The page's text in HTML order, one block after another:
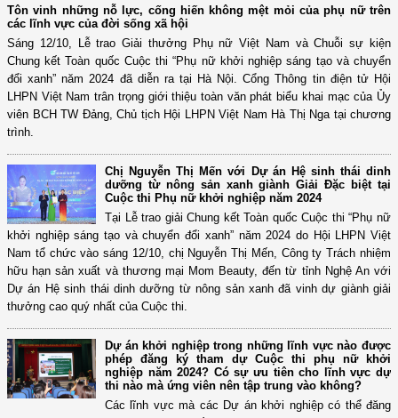
Tôn vinh những nỗ lực, cống hiến không mệt mỏi của phụ nữ trên
các lĩnh vực của đời sống xã hội
Sáng 12/10, Lễ trao Giải thưởng Phụ nữ Việt Nam và Chuỗi sự kiện
Chung kết Toàn quốc Cuộc thi “Phụ nữ khởi nghiệp sáng tạo và chuyển
đổi xanh” năm 2024 đã diễn ra tại Hà Nội. Cổng Thông tin điện tử Hội
LHPN Việt Nam trân trọng giới thiệu toàn văn phát biểu khai mạc của Ủy
viên BCH TW Đảng, Chủ tịch Hội LHPN Việt Nam Hà Thị Nga tại chương
trình.
Chị Nguyễn Thị Mến với Dự án Hệ sinh thái dinh
dưỡng từ nông sản xanh giành Giải Đặc biệt tại
Cuộc thi Phụ nữ khởi nghiệp năm 2024
Tại Lễ trao giải Chung kết Toàn quốc Cuộc thi “Phụ nữ
khởi nghiệp sáng tạo và chuyển đổi xanh” năm 2024 do Hội LHPN Việt
Nam tổ chức vào sáng 12/10, chị Nguyễn Thị Mến, Công ty Trách nhiệm
hữu hạn sản xuất và thương mại Mom Beauty, đến từ tỉnh Nghệ An với
Dự án Hệ sinh thái dinh dưỡng từ nông sản xanh đã vinh dự giành giải
thưởng cao quý nhất của Cuộc thi.
Dự án khởi nghiệp trong những lĩnh vực nào được
phép đăng ký tham dự Cuộc thi phụ nữ khởi
nghiệp năm 2024? Có sự ưu tiên cho lĩnh vực dự
thi nào mà ứng viên nên tập trung vào không?
Các lĩnh vực mà các Dự án khởi nghiệp có thể đăng